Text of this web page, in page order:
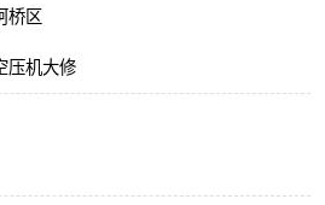
桥区
压机大修